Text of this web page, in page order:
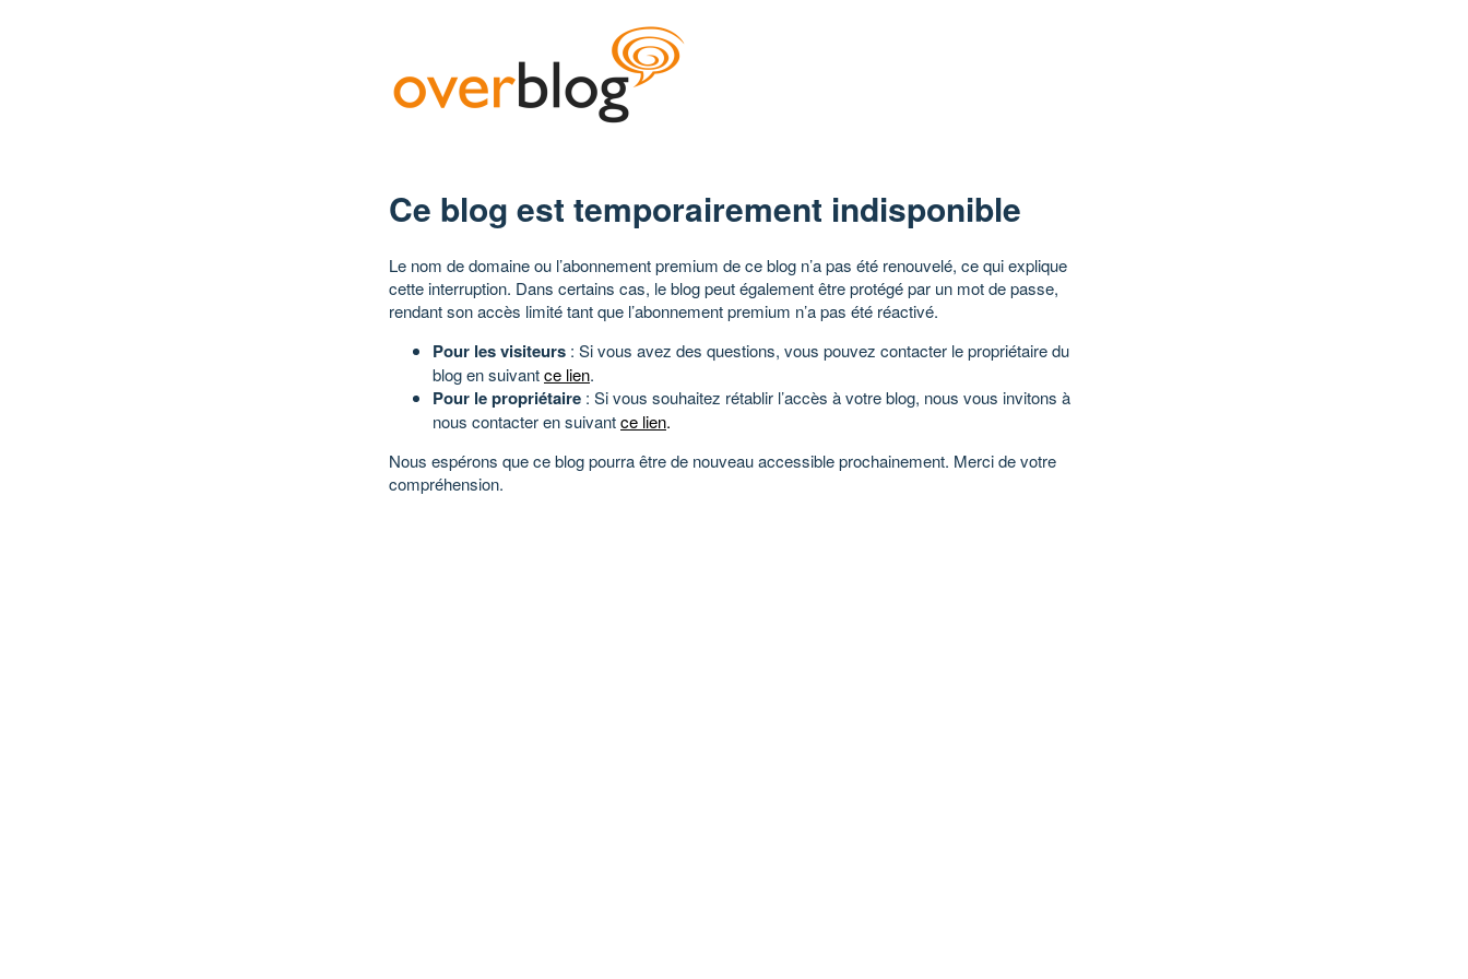
Ce blog est temporairement indisponible
Le nom de domaine ou l’abonnement premium de ce blog n’a pas été renouvelé, ce qui explique
cette interruption. Dans certains cas, le blog peut également être protégé par un mot de passe,
rendant son accès limité tant que l’abonnement premium n’a pas été réactivé.
Pour les visiteurs : Si vous avez des questions, vous pouvez contacter le propriétaire du
blog en suivantce lien.
Pour le propriétaire : Si vous souhaitez rétablir l’accès à votre blog, nous vous invitons à
nous contacter en suivantce lien.
Nous espérons que ce blog pourra être de nouveau accessible prochainement. Merci de votre
compréhension.